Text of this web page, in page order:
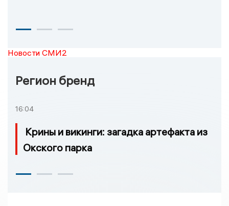
Новости СМИ2
Регион бренд
16:04
Крины и викинги: загадка артефакта из
Окского парка